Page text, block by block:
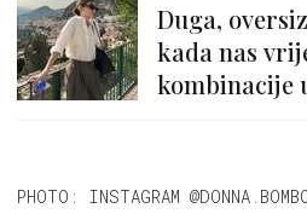
Duga,
kada nas
kombinacije
PHOTO: INSTAGRAM